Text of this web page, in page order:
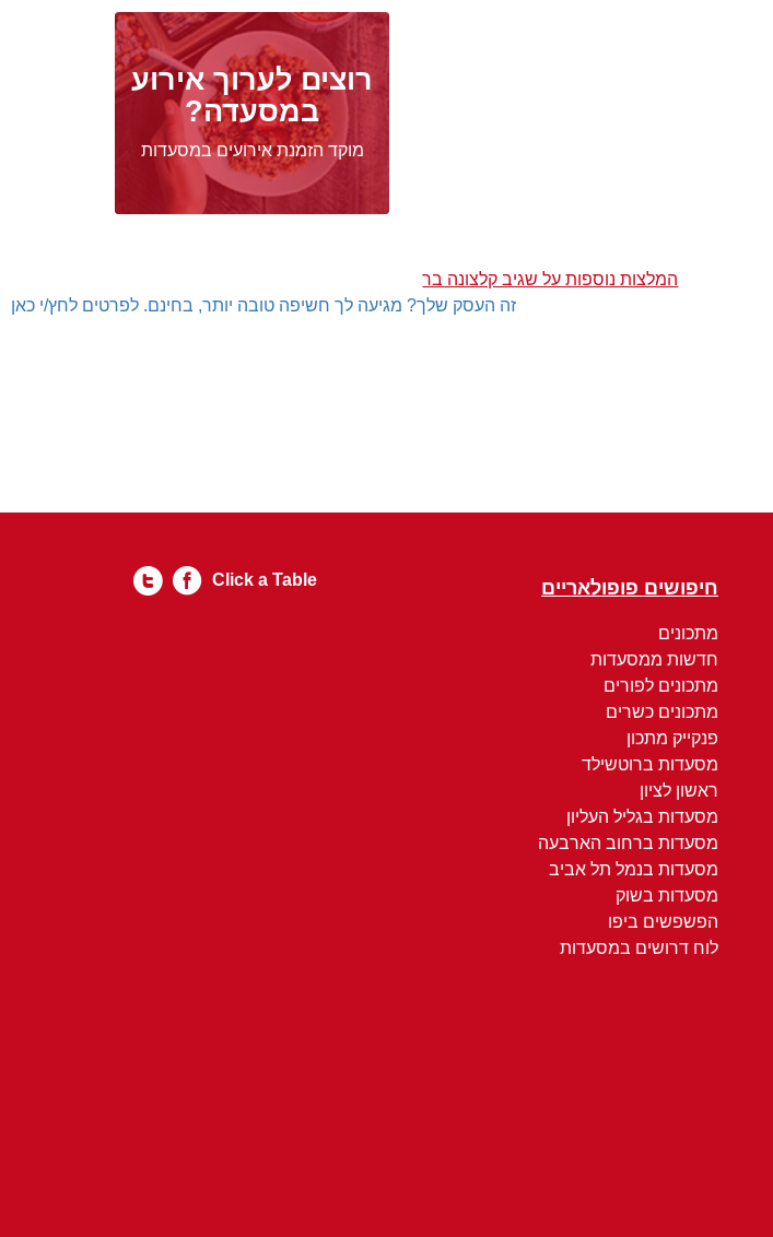
המלצות נוספות על שגיב קלצונה בר
רוצים לערוך אירוע
במסעדה?
מוקד הזמנת אירועים במסעדות
זה העסק שלך? מגיעה לך חשיפה טובה יותר, בחינם. לפרטים לחץ/י כאן
חיפושים פופולאריים
מתכונים
חדשות ממסעדות
מתכונים לפורים
מתכונים כשרים
פנקייק מתכון
מסעדות ברוטשילד
ראשון לציון
מסעדות בגליל העליון
מסעדות ברחוב הארבעה
מסעדות בנמל תל אביב
מסעדות בשוק
הפשפשים ביפו
לוח דרושים במסעדות
Click a Table